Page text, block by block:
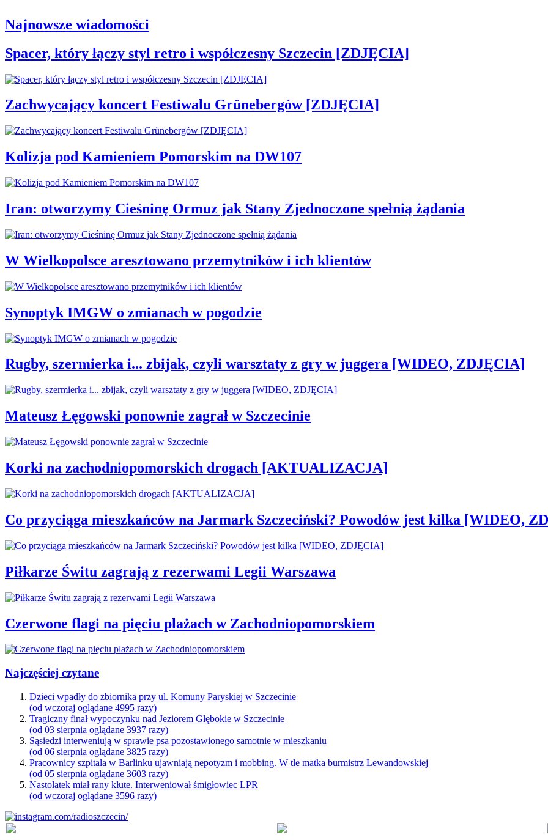
Najnowsze wiadomości
Spacer, który łączy styl retro i współczesny Szczecin [ZDJĘCIA]
Zachwycający koncert Festiwalu Grünebergów [ZDJĘCIA]
Kolizja pod Kamieniem Pomorskim na DW107
Iran: otworzymy Cieśninę Ormuz jak Stany Zjednoczone spełnią żądania
W Wielkopolsce aresztowano przemytników i ich klientów
Synoptyk IMGW o zmianach w pogodzie
Rugby, szermierka i... zbijak, czyli warsztaty z gry w juggera [WIDEO, ZDJĘCIA]
Mateusz Łęgowski ponownie zagrał w Szczecinie
Korki na zachodniopomorskich drogach [AKTUALIZACJA]
Co przyciąga mieszkańców na Jarmark Szczeciński? Powodów jest kilka [WIDEO,
Piłkarze Świtu zagrają z rezerwami Legii Warszawa
Czerwone flagi na pięciu plażach w Zachodniopomorskiem
Najczęściej czytane
Dzieci wpadły do zbiornika przy ul. Komuny Paryskiej w Szczecinie
(od wczoraj oglądane 4995 razy)
Tragiczny finał wypoczynku nad Jeziorem Głębokie w Szczecinie
(od 03 sierpnia oglądane 3937 razy)
Sąsiedzi interweniują w sprawie psa pozostawionego samotnie w mieszkaniu
(od 06 sierpnia oglądane 3825 razy)
Pracownicy szpitala w Barlinku ujawniają nepotyzm i mobbing. W tle matka burmistrz Lewandowskiej
(od 05 sierpnia oglądane 3603 razy)
Nastolatek miał rany kłute. Interweniował śmigłowiec LPR
(od wczoraj oglądane 3596 razy)